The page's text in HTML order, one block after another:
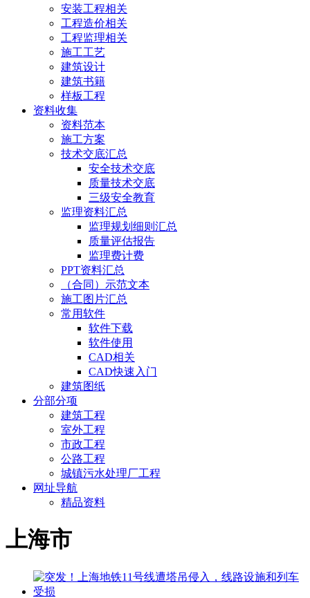
安装工程相关
工程造价相关
工程监理相关
施工工艺
建筑设计
建筑书籍
样板工程
资料收集
资料范本
施工方案
技术交底汇总
安全技术交底
质量技术交底
三级安全教育
监理资料汇总
监理规划细则汇总
质量评估报告
监理费计费
PPT资料汇总
（合同）示范文本
施工图片汇总
常用软件
软件下载
软件使用
CAD相关
CAD快速入门
建筑图纸
分部分项
建筑工程
室外工程
市政工程
公路工程
城镇污水处理厂工程
网址导航
精品资料
上海市